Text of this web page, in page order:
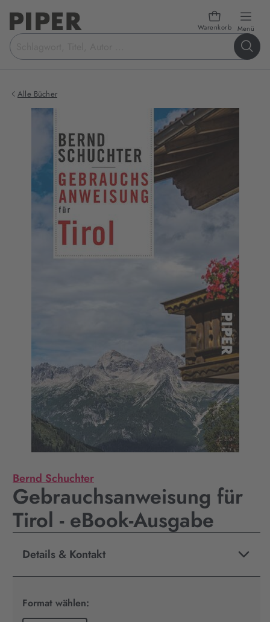
Warenkorb Menü
Suchbegriff
eingeben
Alle Bücher
Bernd Schuchter
Gebrauchsanweisung für
Tirol - eBook-Ausgabe
Details & Kontakt
Format wählen: